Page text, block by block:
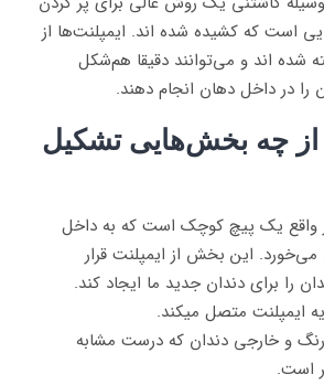
است که کشیده شده اند. ایمپلنت‌ها از
شده اند و می‌توانند دقیقا هم‌شکل
را در داخل دهان انجام دهند.
از چه بخش‌هایی تشکیل
در واقع یک پیچ کوچک است که به داخل
این بخش از ایمپلنت قرار
را برای دندان جدید ما ایجاد کند.
ایمپلنت متصل میکند.
و خارجی دندان که درست مشابه
است.